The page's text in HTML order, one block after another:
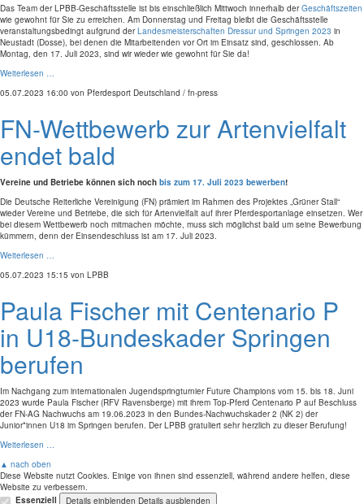
Das Team der LPBB-Geschäftsstelle ist bis einschließlich Mittwoch innerhalb derGeschäftszeiten
wie gewohnt für Sie zu erreichen. Am Donnerstag und Freitag bleibt die Geschäftsstelle
veranstaltungsbedingt aufgrund derLandesmeisterschaften Dressur und Springen 2023 in
Neustadt (Dosse), bei denen die Mitarbeitenden vor Ort im Einsatz sind, geschlossen. Ab
Montag, den 17. Juli 2023, sind wir wieder wie gewohnt für Sie da!
Weiterlesen …
05.07.2023 16:00 von Pferdesport Deutschland / fn-press
FN-Wettbewerb zur Artenvielfalt
endet bald
Vereine und Betriebe können sich noch bis zum 17. Juli 2023 bewerben!
Die Deutsche Reiterliche Vereinigung (FN) prämiert im Rahmen des Projektes „Grüner Stall“
wieder Vereine und Betriebe, die sich für Artenvielfalt auf ihrer Pferdesportanlage einsetzen. Wer
bei diesem Wettbewerb noch mitmachen möchte, muss sich möglichst bald um seine Bewerbung
kümmern, denn der Einsendeschluss ist am 17. Juli 2023.
Weiterlesen …
05.07.2023 15:15 von LPBB
Paula Fischer mit Centenario P
in U18-Bundeskader Springen
berufen
Im Nachgang zum internationalen Jugendspringturnier Future Champions vom 15. bis 18. Juni
2023 wurde Paula Fischer (RFV Ravensberge) mit ihrem Top-Pferd Centenario P auf Beschluss
der FN-AG Nachwuchs am 19.06.2023 in den Bundes-Nachwuchskader 2 (NK 2) der
Junior*innen U18 im Springen berufen. Der LPBB gratuliert sehr herzlich zu dieser Berufung!
Weiterlesen …
▲ nach oben
Diese Website nutzt Cookies. Einige von ihnen sind essenziell, während andere helfen, diese
Website zu verbessern.
Essenziell
Details einblenden Details ausblenden